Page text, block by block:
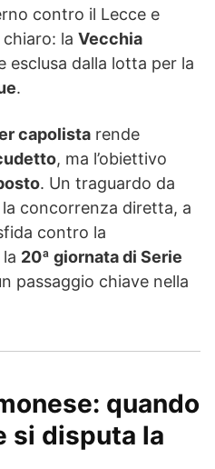
contro il Lecce e
la Vecchia
esclusa dalla lotta per la
.
capolista rende
, ma l’obiettivo
. Un traguardo da
concorrenza diretta, a
contro la
20ª giornata di Serie
passaggio chiave nella
quando
si disputa la